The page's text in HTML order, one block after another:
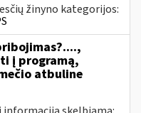
žinyno kategorijos:
į programą,
atbuline